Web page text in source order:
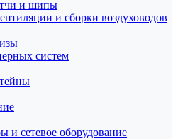
и шипы
и сборки воздуховодов
систем
и сетевое оборудование